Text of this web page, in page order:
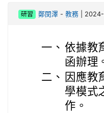
研習 鄭閔澤- 教務| 2024-
一、 依據教
函辦理
二、 因應教
學模式
作。